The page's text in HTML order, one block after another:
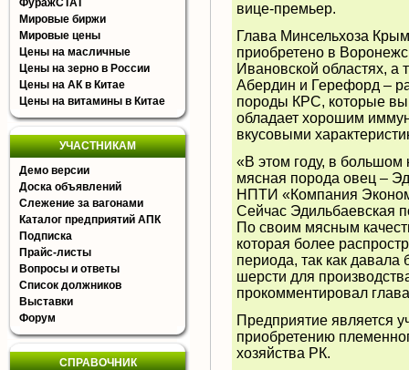
ФуражСТАТ
Мировые биржи
Мировые цены
Цены на масличные
Цены на зерно в России
Цены на АК в Китае
Цены на витамины в Китае
УЧАСТНИКАМ
Демо версии
Доска объявлений
Слежение за вагонами
Каталог предприятий АПК
Подписка
Прайс-листы
Вопросы и ответы
Список должников
Выставки
Форум
СПРАВОЧНИК
вице-премьер.
Глава Минсельхоза
приобретено в
Ивановской областях, а
Абердин и Герефорд –
породы КРС, которые
обладает хорошим
вкусовыми
«В этом году, в большом
мясная порода овец –
НПТИ «Компания
Сейчас Эдильбаевская
По своим мясным
которая более
периода, так как давала
шерсти для
прокомментировал
Предприятие является
приобретению
хозяйства РК.